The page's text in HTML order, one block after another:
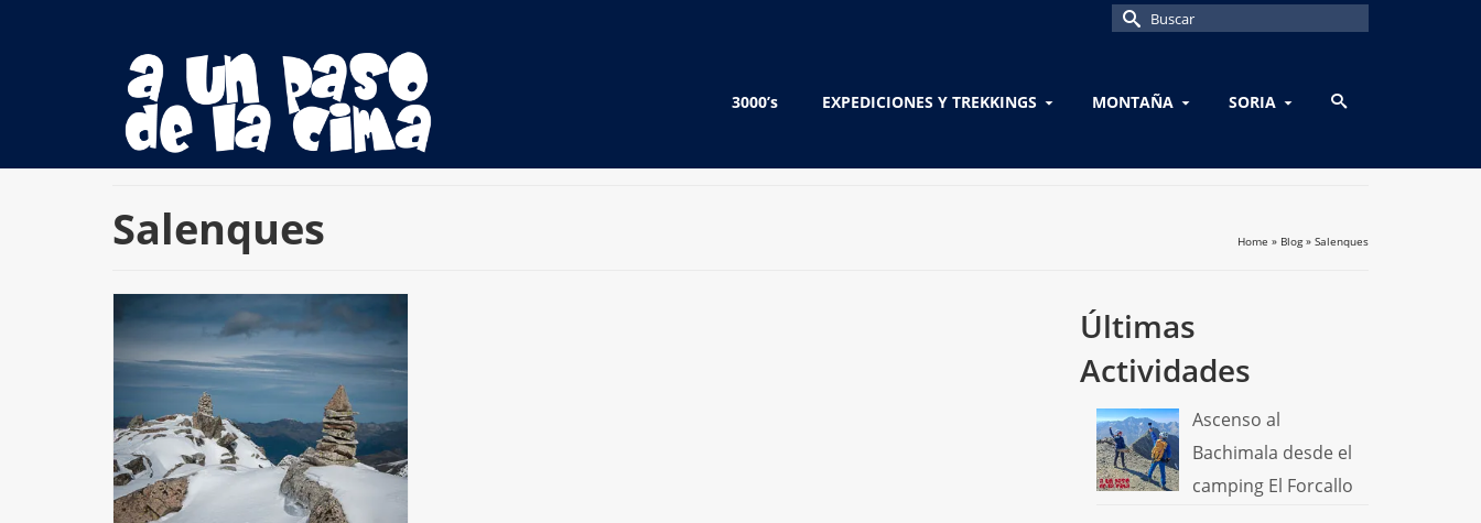
Buscar
3000’s EXPEDICIONES Y TREKKINGS MONTAÑA SORIA
Salenques Home » Blog » Salenques
Últimas
Actividades
Ascenso al
Bachimala desde el
camping El Forcallo